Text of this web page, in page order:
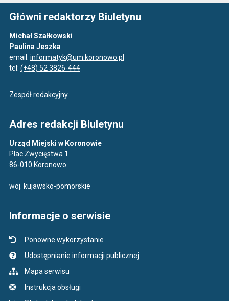
Główni redaktorzy Biuletynu
Michał Szałkowski
Paulina Jeszka
email: informatyk@um.koronowo.pl
tel: (+48) 52 3826-444
Zespół redakcyjny
Adres redakcji Biuletynu
Urząd Miejski w Koronowie
Plac Zwycięstwa 1
86-010 Koronowo
woj. kujawsko-pomorskie
Informacje o serwisie
Ponowne wykorzystanie
Udostępnianie informacji publicznej
Mapa serwisu
Instrukcja obsługi